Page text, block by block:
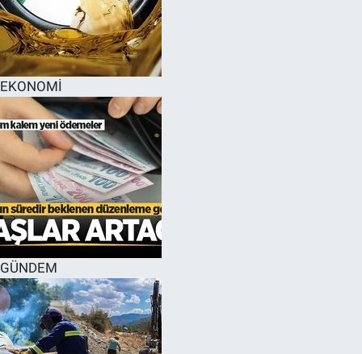
EKONOMİ
GÜNDEM
EĞİTİM
MAGAZİN
ÖZEL HABER
HALK54 PANORAMA